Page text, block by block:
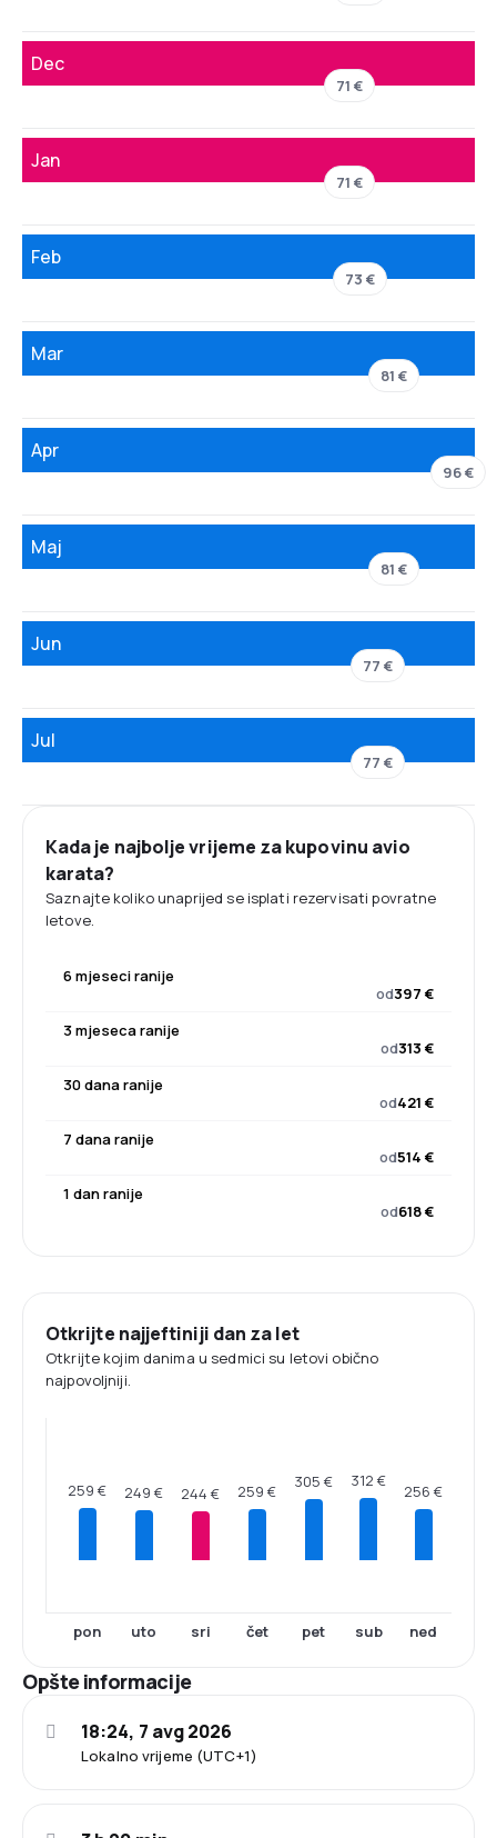
Dec
71 €
Jan
71 €
Feb
73 €
Mar
81 €
Apr
96 €
Maj
81 €
Jun
77 €
Jul
77 €
Kada je najbolje vrijeme za kupovinu avio
karata?
Saznajte koliko unaprijed se isplati rezervisati povratne
letove.
6 mjeseci ranije
od397 €
3 mjeseca ranije
od313 €
30 dana ranije
od421 €
7 dana ranije
od514 €
1 dan ranije
od618 €
Otkrijte najjeftiniji dan za let
Otkrijte kojim danima u sedmici su letovi obično
najpovoljniji.
259 €
pon
249 €
uto
244 €
sri
259 €
čet
305 €
pet
312 €
sub
256 €
ned
Opšte informacije
Lokalno vrijeme (UTC+1)
18:24, 7 avg 2026